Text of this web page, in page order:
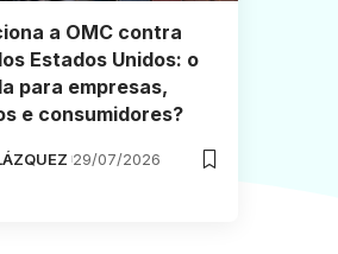
a OMC contra
Estados Unidos: o
para empresas,
e consumidores?
29/07/2026